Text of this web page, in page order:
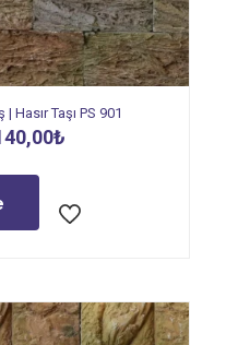
Hasır Taşı PS 901
₺